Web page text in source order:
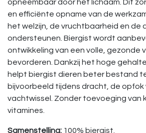
opneembaar door het lichaam. Dit
en efficiënte opname van de
het welzijn, de vruchtbaarheid en de
ondersteunen. Biergist wordt
ontwikkeling van een volle, gezonde
bevorderen. Dankzij het hoge
helpt biergist dieren beter bestand
bijvoorbeeld tijdens dracht, de opfok
vachtwissel. Zonder toevoeging van
vitamines.
Samenstelling: 100% biergist.